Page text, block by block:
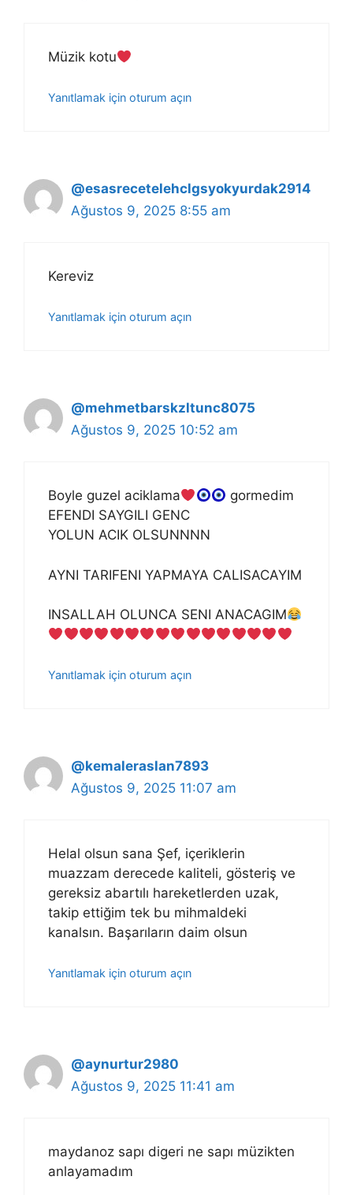
Müzik kotu
Yanıtlamak için oturum açın
@esasrecetelehclgsyokyurdak2914
Ağustos 9, 2025 8:55 am
Kereviz
Yanıtlamak için oturum açın
@mehmetbarskzltunc8075
Ağustos 9, 2025 10:52 am
Boyle guzel aciklama
gormedim
EFENDI SAYGILI GENC
YOLUN ACIK OLSUNNNN
AYNI TARIFENI YAPMAYA CALISACAYIM
INSALLAH OLUNCA SENI ANACAGIM
Yanıtlamak için oturum açın
@kemaleraslan7893
Ağustos 9, 2025 11:07 am
Helal olsun sana Şef, içeriklerin
muazzam derecede kaliteli, gösteriş ve
gereksiz abartılı hareketlerden uzak,
takip ettiğim tek bu mihmaldeki
kanalsın. Başarıların daim olsun
Yanıtlamak için oturum açın
@aynurtur2980
Ağustos 9, 2025 11:41 am
maydanoz sapı digeri ne sapı müzikten
anlayamadım